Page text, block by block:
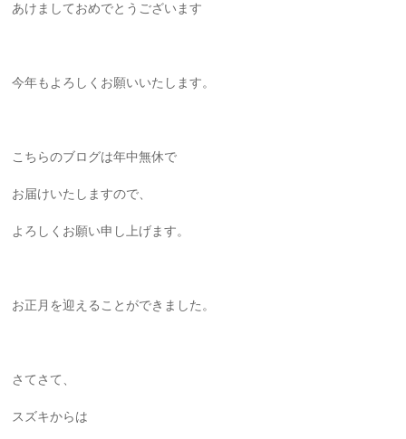
あけましておめでとうございます
今年もよろしくお願いいたします。
こちらのブログは年中無休で
お届けいたしますので、
よろしくお願い申し上げます。
お正月を迎えることができました。
さてさて、
スズキからは